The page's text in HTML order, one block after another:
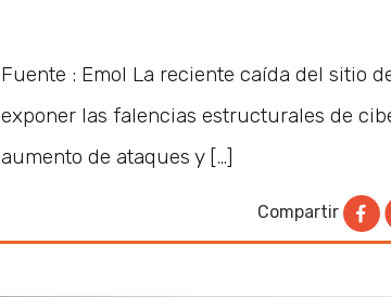
Fuente : Emol La reciente caída del sitio
exponer las falencias estructurales de
aumento de ataques y […]
Compartir